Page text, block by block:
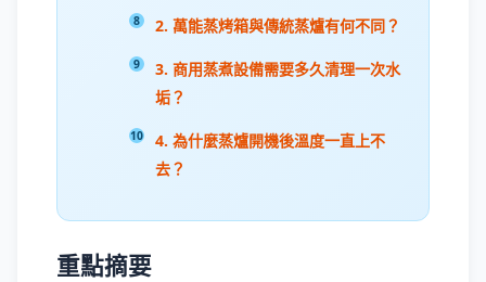
2. 萬能蒸烤箱與傳統蒸爐有何不同？
3. 商用蒸煮設備需要多久清理一次水
垢？
4. 為什麼蒸爐開機後溫度一直上不
去？
重點摘要